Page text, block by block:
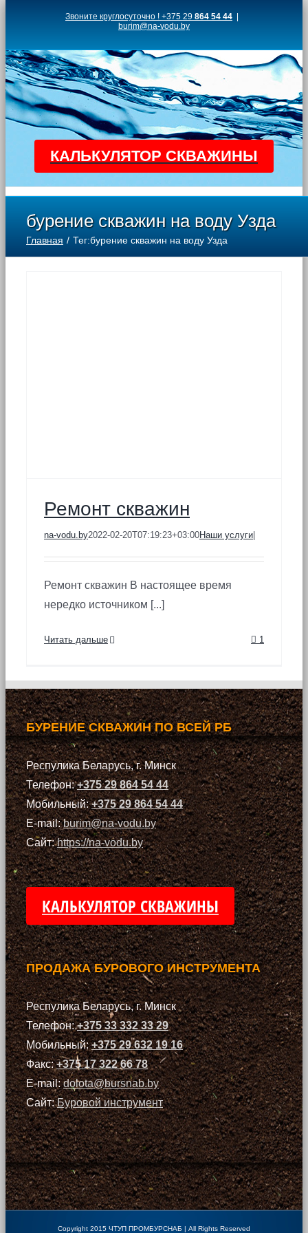
content
Звоните круглосуточно ! +375 29 864 54 44
burim@na-vodu.by
КАЛЬКУЛЯТОР СКВАЖИНЫ
бурение скважин на воду Узда
Главная Тег:бурение скважин на воду Узда
Ремонт скважин
na-vodu.by2022-02-20T07:19:23+03:00Наши услуги
Ремонт скважин В настоящее время
нередко источником [...]
Читать дальше 1
БУРЕНИЕ СКВАЖИН ПО ВСЕЙ РБ
Респулика Беларусь, г. Минск
Телефон:+375 29 864 54 44
Мобильный:+375 29 864 54 44
E-mail:burim@na-vodu.by
Сайт:https://na-vodu.by
КАЛЬКУЛЯТОР СКВАЖИНЫ
ПРОДАЖА БУРОВОГО ИНСТРУМЕНТА
Респулика Беларусь, г. Минск
Телефон:+375 33 332 33 29
Мобильный:+375 29 632 19 16
Факс:+375 17 322 66 78
E-mail:dolota@bursnab.by
Сайт:Буровой инструмент
Copyright 2015 ЧТУП ПРОМБУРСНАБ | All Rights Reserved